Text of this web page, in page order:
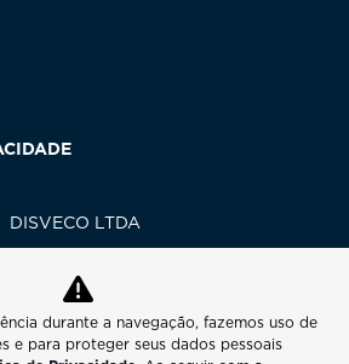
DISVECO LTDA
durante a navegação, fazemos uso de
e para proteger seus dados pessoais